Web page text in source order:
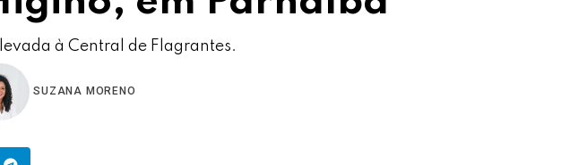
à Central de Flagrantes.
SUZANA MORENO